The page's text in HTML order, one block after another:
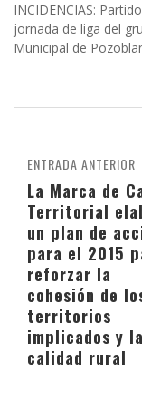
INCIDENCIAS:
jornada de liga del
Municipal de
ENTRADA ANTERIOR
La Marca de
Territorial
un plan de
para el 2015
reforzar la
cohesión de
territorios
implicados y la
calidad rural